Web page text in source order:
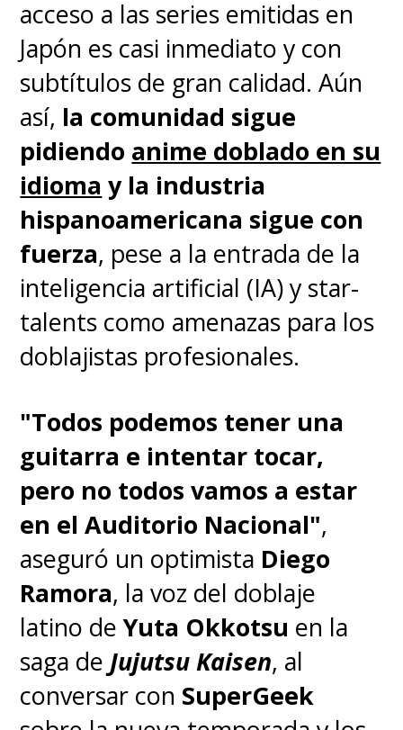
puedenrevivir todos los
episodios del anime original
deLas Guerreras
MágicasenCrunchyroll en su
idioma original y subtítulos
en español
Eso sí, siempre nos quedaremos
con elopening latinoy, gracias
al canal deTMS Anime Latino,
podemosrevivir todos sus
en YouTube.
acceso a las series emitidas en
Japón es casi inmediato y con
subtítulos de gran calidad. Aún
así, la comunidad sigue
pidiendo anime doblado en su
idioma y la industria
hispanoamericana sigue con
fuerza, pese a la entrada de la
inteligencia artificial (IA) y star-
talents como amenazas para los
doblajistas profesionales.
"Todos podemos tener una
guitarra e intentar tocar,
pero no todos vamos a estar
en el Auditorio Nacional",
aseguró un optimista Diego
Ramora, la voz del doblaje
latino deYuta Okkotsu en la
saga de Jujutsu Kaisen, al
conversar con SuperGeek